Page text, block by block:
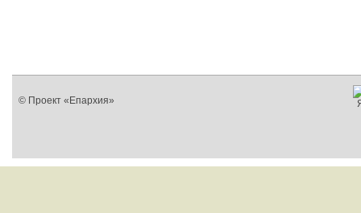
© Проект «Епархия»